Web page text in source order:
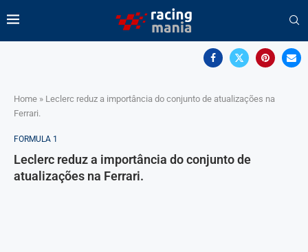
Home » Leclerc reduz a importância do conjunto de atualizações na
Ferrari.
FORMULA 1
Leclerc reduz a importância do conjunto de
atualizações na Ferrari.